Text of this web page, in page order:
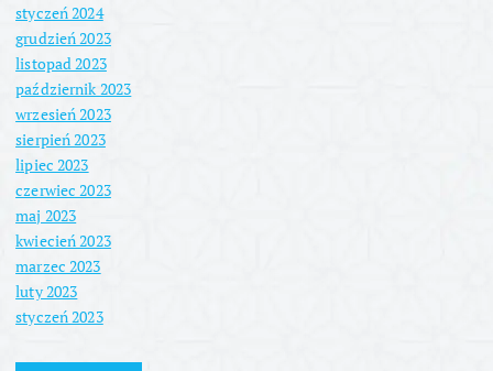
styczeń 2024
grudzień 2023
listopad 2023
październik 2023
wrzesień 2023
sierpień 2023
lipiec 2023
czerwiec 2023
maj 2023
kwiecień 2023
marzec 2023
luty 2023
styczeń 2023